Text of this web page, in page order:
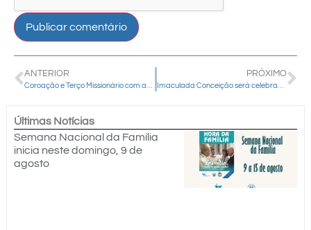
ANTERIOR PRÓXIMO
Últimas Notícias
Semana Nacional da Família
inicia neste domingo, 9 de
agosto